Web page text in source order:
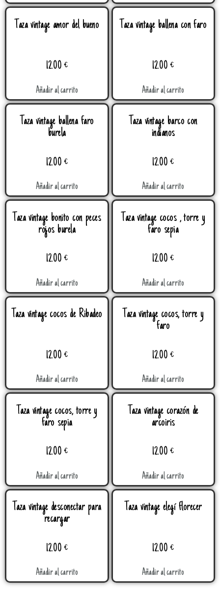
Taza vintage amor del bueno
12.00 €
Añadir al carrito
Taza vintage ballena con faro
12.00€
Añadir al carrito
Taza vintage ballena faro
burela
12.00 €
Añadir al carrito
Taza vintage barco con
indianos
12.00€
Añadir al carrito
Taza vintage bonito con peces
rojos burela
12.00 €
Añadir al carrito
Taza vintage cocos , torre y
faro sepia
12.00€
Añadir al carrito
Taza vintage cocos de Ribadeo
12.00 €
Añadir al carrito
Taza vintage cocos, torre y
faro
12.00€
Añadir al carrito
Taza vintage cocos, torre y
faro sepia
12.00 €
Añadir al carrito
Taza vintage corazón de
arcoiris
12.00€
Añadir al carrito
Taza vintage desconectar para
recargar
12.00 €
Añadir al carrito
Taza vintage elegí florecer
12.00€
Añadir al carrito